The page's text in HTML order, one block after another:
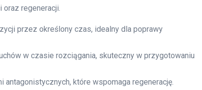
regeneracji.
przez określony czas, idealny dla poprawy
w czasie rozciągania, skuteczny w przygotowaniu
antagonistycznych, które wspomaga regenerację.